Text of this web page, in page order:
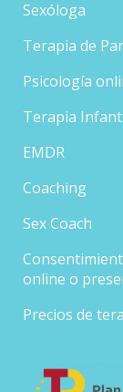
Sexóloga
Terapia de
Psicología
Terapia
EMDR
Coaching
Sex Coach
online o
Precios de